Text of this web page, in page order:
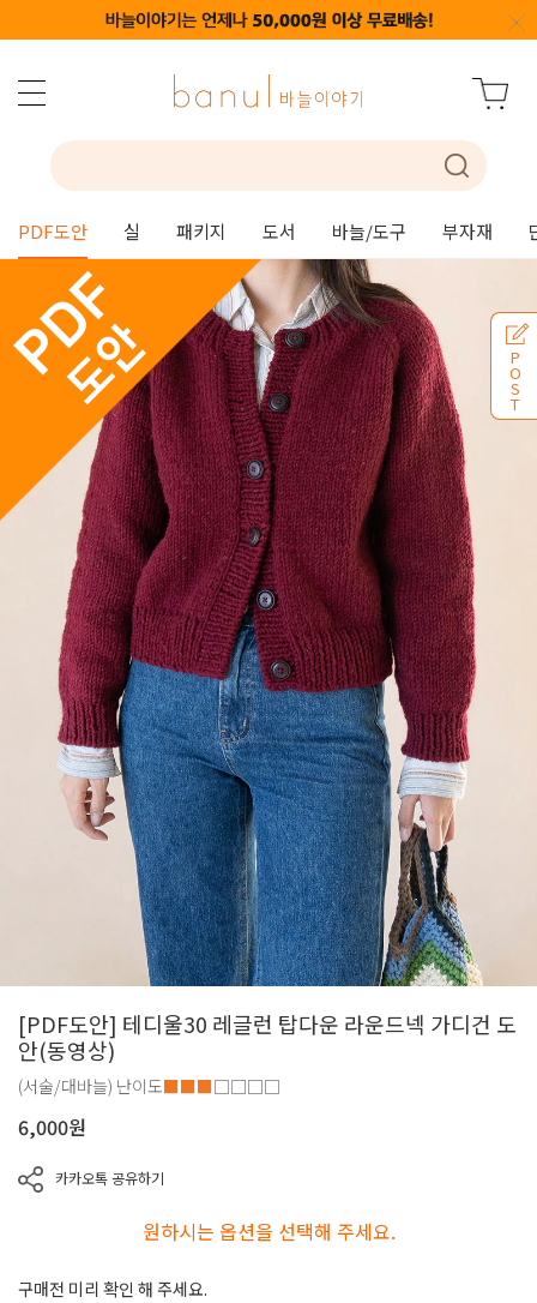
PDF도안 실 패키지 도서 바늘/도구 부자재
P
O
S
T
[PDF도안] 테디울30 레글런 탑다운 라운드넥 가디건 도
안(동영상)
(서술/대바늘) 난이도■■■□□□□
6,000원
카카오톡 공유하기
원하시는 옵션을 선택해 주세요.
구매전 미리 확인 해 주세요.